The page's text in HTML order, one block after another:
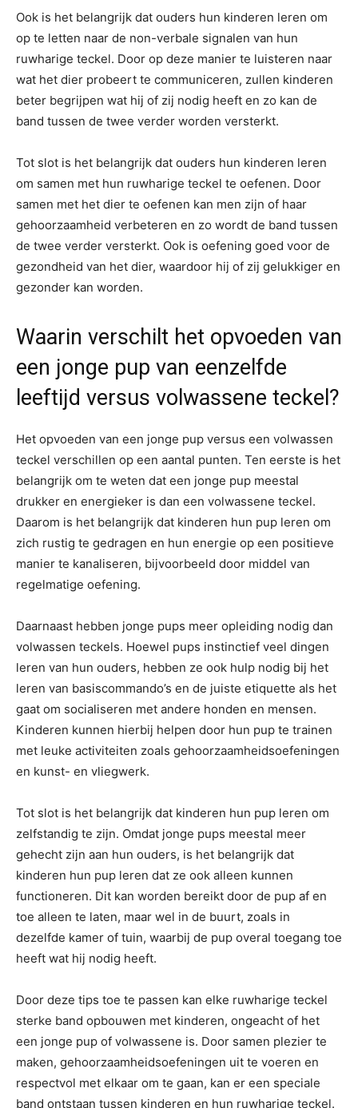
Ook is het belangrijk dat ouders hun kinderen leren om
op te letten naar de non-verbale signalen van hun
ruwharige teckel. Door op deze manier te luisteren naar
wat het dier probeert te communiceren, zullen kinderen
beter begrijpen wat hij of zij nodig heeft en zo kan de
band tussen de twee verder worden versterkt.
Tot slot is het belangrijk dat ouders hun kinderen leren
om samen met hun ruwharige teckel te oefenen. Door
samen met het dier te oefenen kan men zijn of haar
gehoorzaamheid verbeteren en zo wordt de band tussen
de twee verder versterkt. Ook is oefening goed voor de
gezondheid van het dier, waardoor hij of zij gelukkiger en
gezonder kan worden.
Waarin verschilt het opvoeden van
een jonge pup van eenzelfde
leeftijd versus volwassene teckel?
Het opvoeden van een jonge pup versus een volwassen
teckel verschillen op een aantal punten. Ten eerste is het
belangrijk om te weten dat een jonge pup meestal
drukker en energieker is dan een volwassene teckel.
Daarom is het belangrijk dat kinderen hun pup leren om
zich rustig te gedragen en hun energie op een positieve
manier te kanaliseren, bijvoorbeeld door middel van
regelmatige oefening.
Daarnaast hebben jonge pups meer opleiding nodig dan
volwassen teckels. Hoewel pups instinctief veel dingen
leren van hun ouders, hebben ze ook hulp nodig bij het
leren van basiscommando’s en de juiste etiquette als het
gaat om socialiseren met andere honden en mensen.
Kinderen kunnen hierbij helpen door hun pup te trainen
met leuke activiteiten zoals gehoorzaamheidsoefeningen
en kunst- en vliegwerk.
Tot slot is het belangrijk dat kinderen hun pup leren om
zelfstandig te zijn. Omdat jonge pups meestal meer
gehecht zijn aan hun ouders, is het belangrijk dat
kinderen hun pup leren dat ze ook alleen kunnen
functioneren. Dit kan worden bereikt door de pup af en
toe alleen te laten, maar wel in de buurt, zoals in
dezelfde kamer of tuin, waarbij de pup overal toegang toe
heeft wat hij nodig heeft.
Door deze tips toe te passen kan elke ruwharige teckel
sterke band opbouwen met kinderen, ongeacht of het
een jonge pup of volwassene is. Door samen plezier te
maken, gehoorzaamheidsoefeningen uit te voeren en
respectvol met elkaar om te gaan, kan er een speciale
band ontstaan tussen kinderen en hun ruwharige teckel.